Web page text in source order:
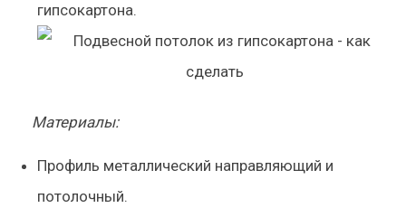
гипсокартона.
Материалы:
Профиль металлический направляющий и
потолочный.